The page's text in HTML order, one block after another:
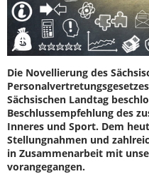
Die Novellierung des
Sächsischen Landtag
Beschlussempfehlung des
Inneres und Sport. Dem
Stellungnahmen und
in Zusammenarbeit mit
vorangegangen.